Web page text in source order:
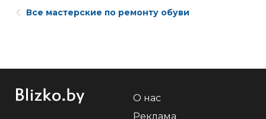
Все мастерские по ремонту обуви
О нас
Реклама